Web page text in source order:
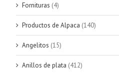
Fornituras (4)
Productos de Alpaca (140)
Angelitos (15)
Anillos de plata (412)